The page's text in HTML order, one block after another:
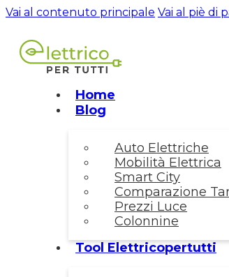
Vai al contenuto principale Vai al piè di
Home
Blog
Auto Elettriche
Mobilità Elettrica
Smart City
Comparazione
Prezzi Luce
Colonnine
Tool Elettricopertutti